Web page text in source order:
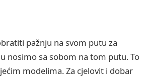
pažnju na svom putu za
nosimo sa sobom na tom putu. To
modelima. Za cjelovit i dobar